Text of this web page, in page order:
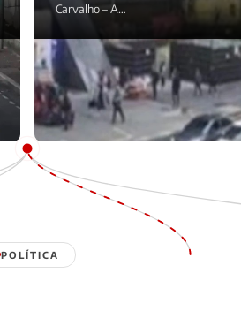
Carvalho – A…
POLÍTICA